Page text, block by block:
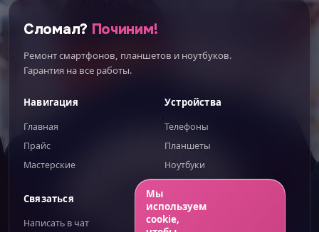
Никаких этапов не пропустим:
Диагностика при вас
Новая влагозащита
Проверка всех функций
Сломал? Починим!
Ремонт смартфонов, планшетов и ноутбуков.
Гарантия на все работы.
Навигация
Главная
Прайс
Мастерские
Устройства
Телефоны
Планшеты
Ноутбуки
Связаться
Написать в чат Публичная оферта
Мы
используем
cookie,
ИИ-помощник — отвечаю сразу